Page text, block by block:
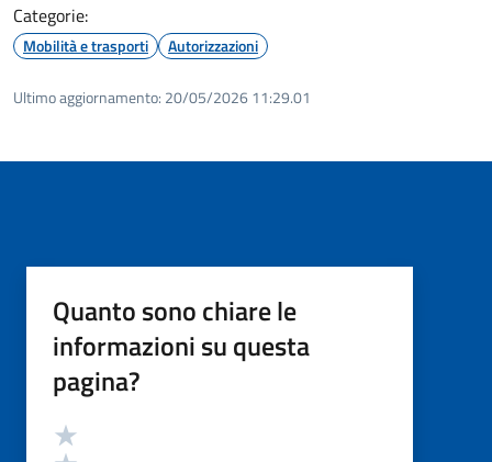
Categorie:
Mobilità e trasporti Autorizzazioni
Ultimo aggiornamento: 20/05/2026 11:29.01
Quanto sono chiare le
informazioni su questa
pagina?
Valutazione